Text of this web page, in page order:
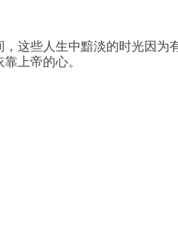
这些人生中黯淡的时光因为
上帝的心。